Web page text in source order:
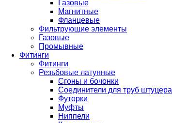
Газовые
Магнитные
Фланцевые
Фильтрующие элементы
Газовые
Промывные
Фитинги
Фитинги
Резьбовые латунные
Сгоны и бочонки
Соединители для труб штуцера
Футорки
Муфты
Ниппели